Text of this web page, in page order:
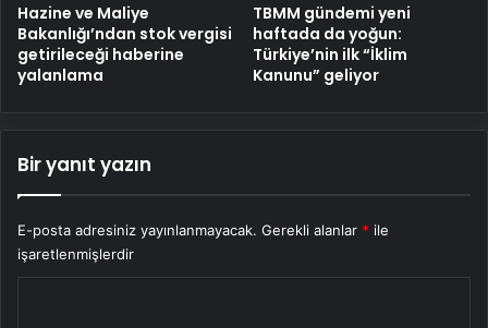
Hazine ve Maliye
Bakanlığı’ndan stok vergisi
getirileceği haberine
yalanlama
TBMM gündemi yeni
haftada da yoğun:
Türkiye’nin ilk “İklim
Kanunu” geliyor
Bir yanıt yazın
E-posta adresiniz yayınlanmayacak. Gerekli alanlar * ile
işaretlenmişlerdir